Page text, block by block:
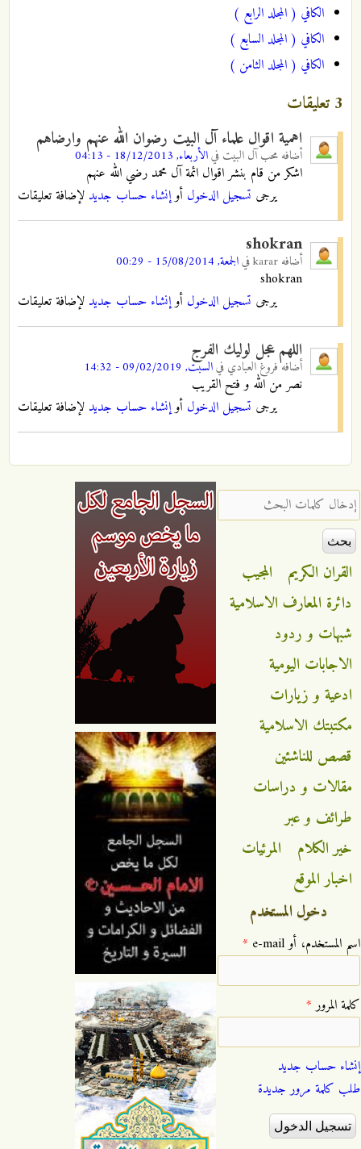
الكافي ( المجلد الرابع )
الكافي ( المجلد السابع )
الكافي ( المجلد الثامن )
3 تعليقات
اهمية اقوال علماء آل البيت رضوان الله عنهم وارضاهم
أضافه محب آل البيت فيالأربعاء, 18/12/2013 - 04:13
اشكر من قام بنشر اقوال ائمة آل محمد رضي الله عنهم
يرجى تسجيل الدخول أوإنشاء حساب جديد لإضافة تعليقات
shokran
أضافه kararفيالجمعة, 15/08/2014 - 00:29
shokran
يرجى تسجيل الدخول أوإنشاء حساب جديد لإضافة تعليقات
اللهم عجل لوليك الفرج
أضافهفروغ العبادي فيالسبت, 09/02/2019 - 14:32
نصر من الله و فتح القريب
يرجى تسجيل الدخول أوإنشاء حساب جديد لإضافة تعليقات
‏إدخال كلمات البحث ‏
القران الكريم
المجيب
دائرة المعارف الاسلامية
شبهات و ردود
الاجابات اليومية
ادعية و زيارات
مكتبتك الاسلامية
قصص للناشئين
مقالات و دراسات
طرائف و عبر
خير الكلام
المرئيات
اخبار الموقع
دخول المستخدم
‏اسم المستخدم، أو e-mail ‏ *
‏كلمة المرور ‏*
إنشاء حساب جديد
طلب كلمة مرور جديدة